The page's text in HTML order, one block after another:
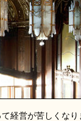
経営が苦しくな